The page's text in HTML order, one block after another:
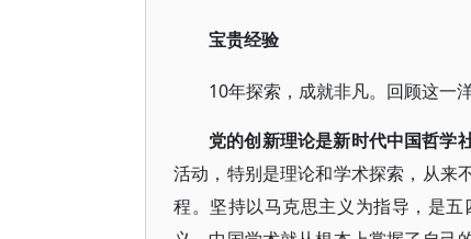
宝贵经验
10年探索，成就非凡。回顾这一
党的创新理论是新时代中国哲学
活动，特别是理论和学术探索，从来
程。坚持以马克思主义为指导，是